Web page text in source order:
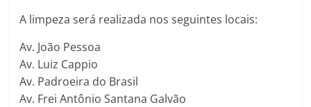
A limpeza será realizada nos seguintes locais:
Av. João Pessoa
Av. Luiz Cappio
Av. Padroeira do Brasil
Av. Frei Antônio Santana Galvão